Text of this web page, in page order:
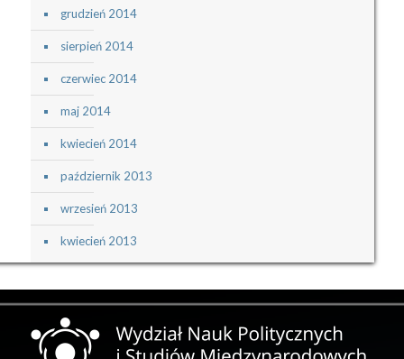
grudzień 2014
sierpień 2014
czerwiec 2014
maj 2014
kwiecień 2014
październik 2013
wrzesień 2013
kwiecień 2013